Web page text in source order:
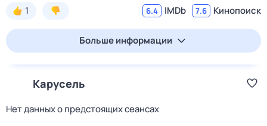
1 6.4 IMDb 7.6 Кинопоиск
Больше информации
Карусель
Нет данных о предстоящих сеансах